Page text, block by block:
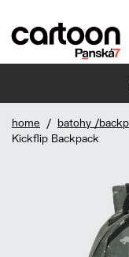
home / batohy /
Kickflip Backpack